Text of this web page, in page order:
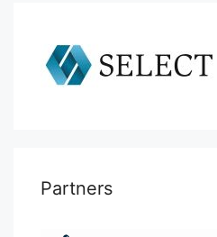
Partners